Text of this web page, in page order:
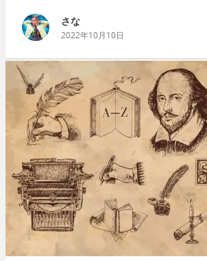
さな
2022年10月10日